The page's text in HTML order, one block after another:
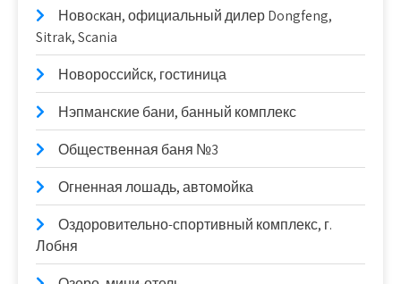
Новоcкан, официальный дилер Dongfeng,
Sitrak, Scania
Новороссийск, гостиница
Нэпманские бани, банный комплекс
Общественная баня №3
Огненная лошадь, автомойка
Оздоровительно-спортивный комплекс, г.
Лобня